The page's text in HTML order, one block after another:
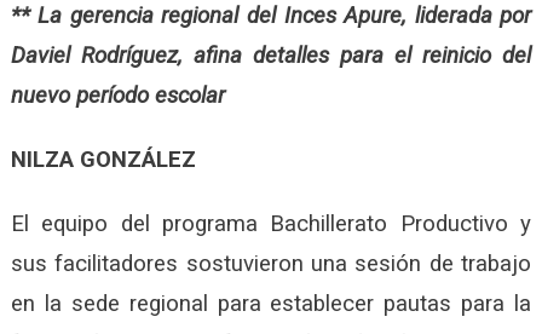
** La gerencia regional del Inces Apure, liderada por
Daviel Rodríguez, afina detalles para el reinicio del
nuevo período escolar
NILZA GONZÁLEZ
El equipo del programa Bachillerato Productivo y
sus facilitadores sostuvieron una sesión de trabajo
en la sede regional para establecer pautas para la